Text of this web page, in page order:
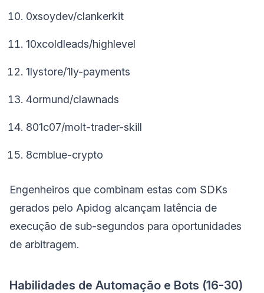
0xsoydev/clankerkit
10xcoldleads/highlevel
1lystore/1ly-payments
4ormund/clawnads
801c07/molt-trader-skill
8cmblue-crypto
Engenheiros que combinam estas com SDKs
gerados pelo Apidog alcançam latência de
execução de sub-segundos para oportunidades
de arbitragem.
Habilidades de Automação e Bots (16-30)